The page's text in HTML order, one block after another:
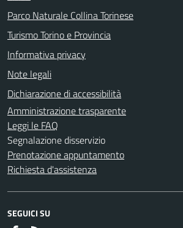
Parco Naturale Collina Torinese
Turismo Torino e Provincia
Informativa privacy
Note legali
Dichiarazione di accessibilità
Amministrazione trasparente
Leggi le FAQ
Segnalazione disservizio
Prenotazione appuntamento
Richiesta d'assistenza
SEGUICI SU